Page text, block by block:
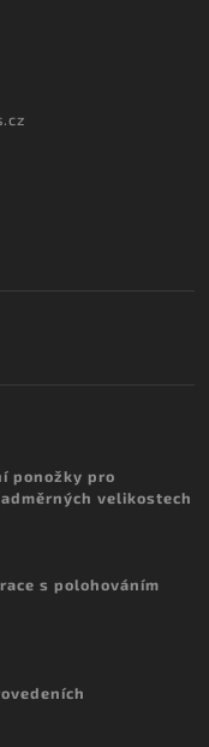
ponožky pro
velikostech
s polohováním